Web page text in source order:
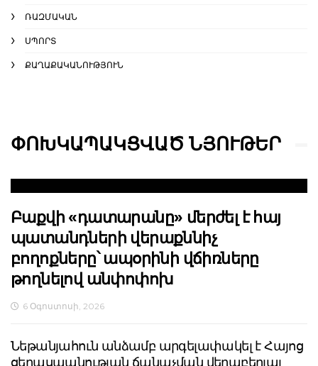
ՌԱԶՄԱԿԱՆ
ՍՊՈՐՏ
ՔԱՂԱՔԱԿԱՆՈՒԹՅՈՒՆ
ՓՈԽԿԱՊԱԿՑՎԱԾ ՆՅՈՒԹԵՐ
Բաքվի «դատարանը» մերժել է հայ
պատանդների վերաքննիչ
բողոքները՝ ապօրինի վճիռները
թողնելով անփոփոխ
6 Օգոստոսի, 2026
Նեթանյահուն անձամբ արգելափակել է Հայոց
ցեղասպանության ճանաչման վերաբերյալ